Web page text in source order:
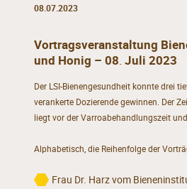
08.07.2023
Vortragsveranstaltung
und Honig – 08. Juli 2023
Der LSI-Bienengesundheit konnte drei
verankerte Dozierende gewinnen. Der
liegt vor der Varroabehandlungszeit
Alphabetisch, die Reihenfolge der
Frau Dr. Harz vom